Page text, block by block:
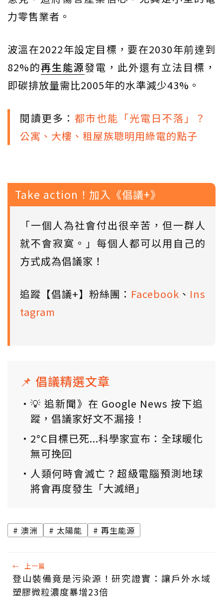
力零售業者。
波溫在2022年設定目標，要在2030年前達到
82%的再生能源發電，此外還有立法目標，
即碳排放量需比2005年的水準減少43%。
閱讀更多： 都市也能「光電日不落」？
公寓、大樓、租屋族聰明用綠電的點子
Take action！加入《倡議+》
「一個人為社會付出很辛苦，但一群人
就不會寂寞。」每個人都可以用自己的
方式成為倡議家！
追蹤【倡議+】粉絲團： Facebook 、 Ins
tagram
📌 倡議精選文章
💡 追新聞》在 Google News 按下追
蹤，倡議家好文不漏接！
2°C目標已死...科學家宣布：全球暖化
無可挽回
人類何時會滅亡？超級電腦預測地球
將會再度發生「大滅絕」
澳洲 太陽能 再生能源
← 上一篇
登山裝備竟是污染源！研究證實：讓戶外水域
塑膠微粒濃度暴增23倍